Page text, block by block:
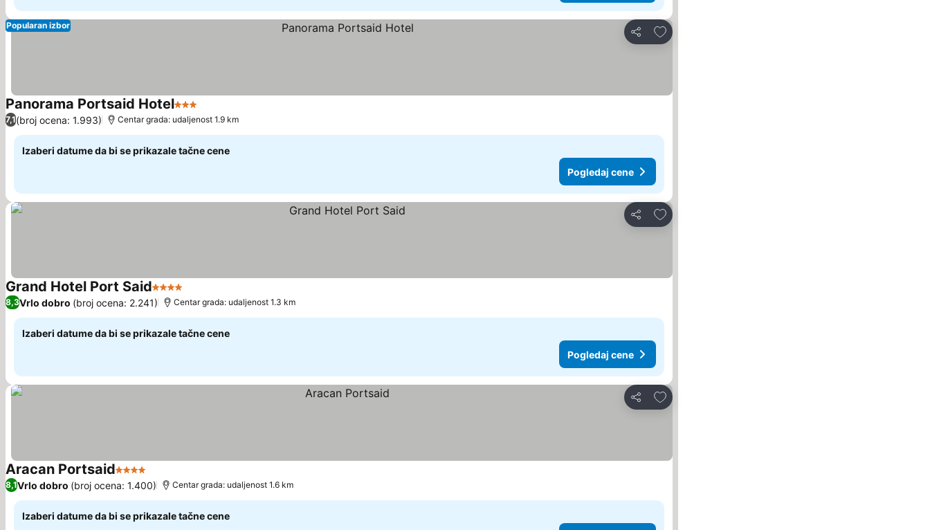
Deli
Dodati u favorite
Popularan izbor
Panorama Portsaid Hotel3 Zvezdice
7,1(broj ocena: 1.993) Centar grada: udaljenost 1.9 km
Izaberi datume da bi se prikazale tačne cene
Pogledaj cene
Deli
Dodati u favorite
Grand Hotel Port Said4 Zvezdice
8,3Vrlo dobro (broj ocena: 2.241) Centar grada: udaljenost 1.3 km
Izaberi datume da bi se prikazale tačne cene
Pogledaj cene
Deli
Dodati u favorite
Aracan Portsaid4 ZvezdicePogledaj cene
8,1Vrlo dobro (broj ocena: 1.400) Centar grada: udaljenost 1.6 km
Izaberi datume da bi se prikazale tačne cene